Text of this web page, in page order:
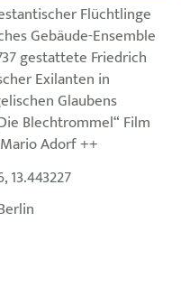
Flüchtlinge
Gebäude-Ensemble
gestattete Friedrich
Exilanten in
Glaubens
Blechtrommel“ Film
Adorf ++
13.443227